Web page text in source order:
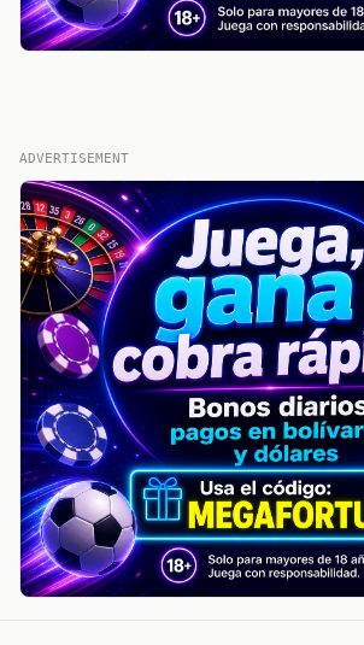
ADVERTISEMENT